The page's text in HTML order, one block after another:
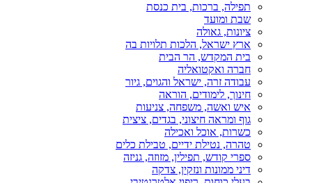
תפילה, ברכות, בית כנסת
שבת ומועד
ציונות, גאולה
ארץ ישראל, הלכות תלויות בה
בית המקדש, הר הבית
חברה ואקטואליה
עבודה זרה, ישראל והגוים, גיור
חינוך, לימודים, הוראה
איש ואשה, משפחה, צניעות
גוף ומראה חיצוני, בגדים, ציצית
כשרות, אוכל ואכילה
טהרה, נטילת ידיים, טבילת כלים
ספרי קודש, תפילין, מזוזה, גניזה
דיני ממונות ונזקין, צדקה